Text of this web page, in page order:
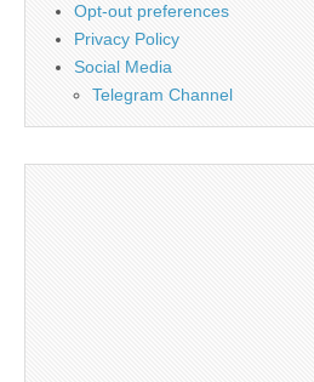
Opt-out preferences
Privacy Policy
Social Media
Telegram Channel